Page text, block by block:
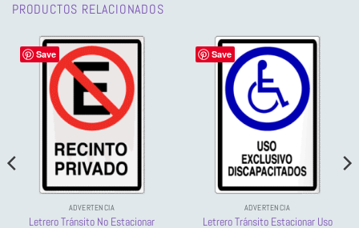
PRODUCTOS RELACIONADOS
Save
ADVERTENCIA
Letrero Tránsito No Estacionar
Save
ADVERTENCIA
Letrero Tránsito Estacionar Uso